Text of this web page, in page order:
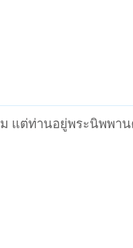
แต่ท่านอยู่พระนิพพาน